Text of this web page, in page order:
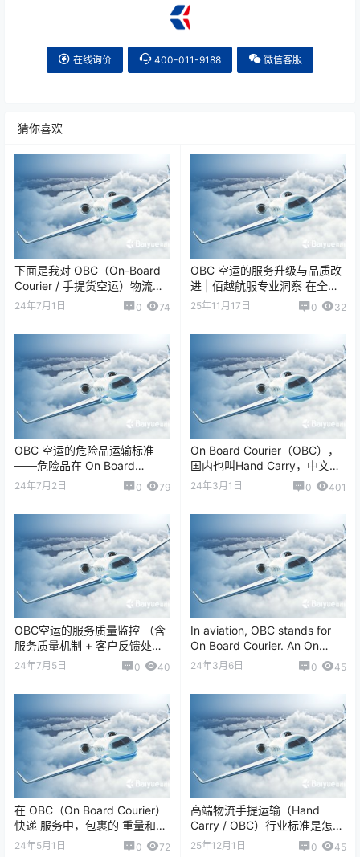
在线询价 400-011-9188 微信客服
猜你喜欢
下面是我对 OBC（On-Board
Courier / 手提货空运）物流公
司未来业绩展望 的分析。这个
24年7月1日 0 74
OBC 空运的服务升级与品质改
进 | 佰越航服专业洞察 在全球
供应链节奏不断加快的背景
下，OBC（On-Board Co…
25年11月17日 0 32
OBC 空运的危险品运输标准
——危险品在 On Board
Courier（随身携带空运）中
24年7月2日 0 79
On Board Courier（OBC），
国内也叫Hand Carry，中文通
常被翻译为“手提急件&rdq…
24年3月1日 0 401
OBC空运的服务质量监控 （含
服务质量机制 + 客户反馈处理
流程，附佰越航服专业优势）
OBC（On Board Cou…
24年7月5日 0 40
In aviation, OBC stands for
On Board Courier. An On
Board Co…
24年3月6日 0 45
在 OBC（On Board Courier）
快递 服务中，包裹的 重量和尺
寸限制是非常重要的，因为
24年5月1日 0 72
高端物流手提运输（Hand
Carry / OBC）行业标准是怎样
制定的？ 高端物流中的“手提运
25年12月1日 0 45